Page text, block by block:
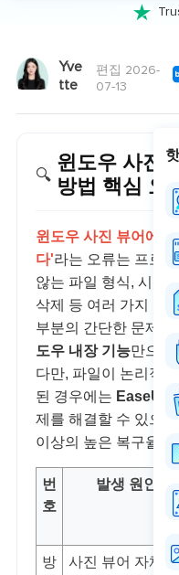

Yve
tte
편집 2026-
07-13
🔍
윈도우 사진
방법 핵심 요
윈도우 사진 뷰어에서
다'라는 오류는 프로
않는 파일 형식, 시스
삭제 등 여러 가지 원
부분의 간단한 문제는
도우 내장 기능만으로
다만, 파일이 논리적
된 경우에는 EaseUS
제를 해결할 수 있으
이상의 높은 복구율을
번
호
발생 원인
방
사진 뷰어 자체